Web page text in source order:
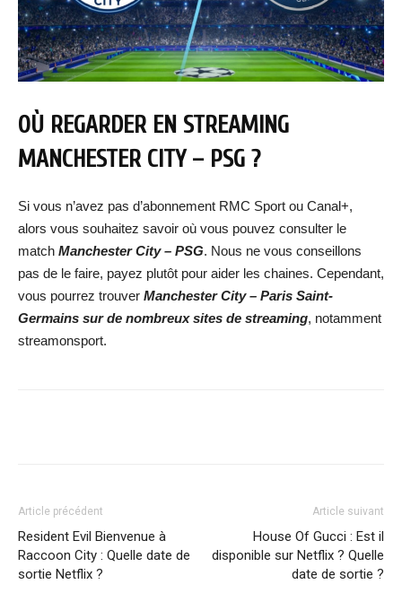
OÙ REGARDER EN STREAMING
MANCHESTER CITY – PSG ?
Si vous n’avez pas d’abonnement RMC Sport ou Canal+,
alors vous souhaitez savoir où vous pouvez consulter le
match Manchester City – PSG. Nous ne vous conseillons
pas de le faire, payez plutôt pour aider les chaines. Cependant,
vous pourrez trouver Manchester City – Paris Saint-
Germains sur de nombreux sites de streaming, notamment
streamonsport.
Article précédent
Resident Evil Bienvenue à
Raccoon City : Quelle date de
sortie Netflix ?
Article suivant
House Of Gucci : Est il
disponible sur Netflix ? Quelle
date de sortie ?